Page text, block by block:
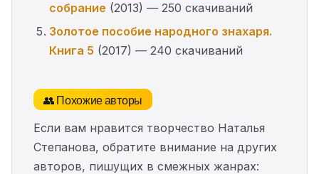
собрание (2013) — 250 скачиваний
Золотое пособие народного знахаря.
Книга 5 (2017) — 240 скачиваний
👥 Похожие авторы
Если вам нравится творчество Наталья
Степанова, обратите внимание на других
авторов, пишущих в смежных жанрах: